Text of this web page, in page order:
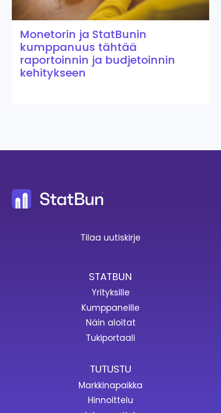
Monetorin ja StatBunin
kumppanuus tähtää
raportoinnin ja budjetoinnin
kehitykseen
Tilaa uutiskirje
STATBUN
Yrityksille
Kumppaneille
Näin aloitat
Tukiportaali
TUTUSTU
Markkinapaikka
Hinnoittelu